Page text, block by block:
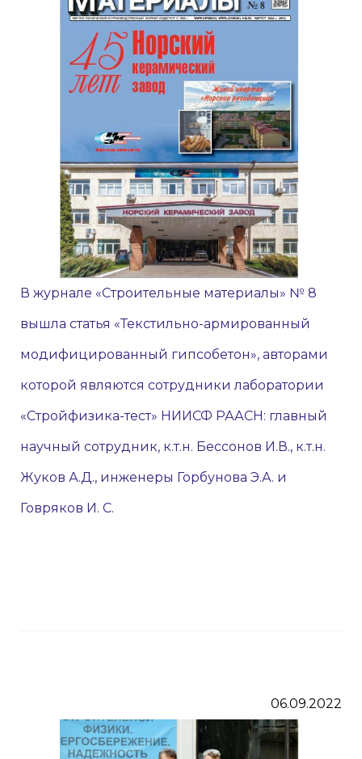
В журнале «Строительные материалы» № 8
вышла статья «Текстильно-армированный
модифицированный гипсобетон», авторами
которой являются сотрудники лаборатории
«Стройфизика-тест» НИИСФ РААСН: главный
научный сотрудник, к.т.н. Бессонов И.В., к.т.н.
Жуков А.Д., инженеры Горбунова Э.А. и
Говряков И. С.
06.09.2022